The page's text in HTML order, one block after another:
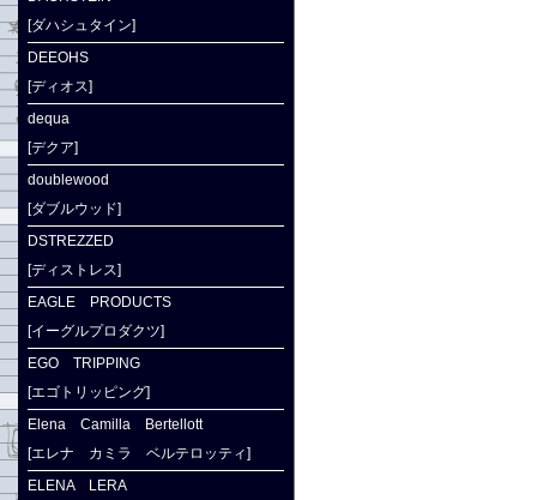
[ダハシュタイン]
DEEOHS
[ディオス]
dequa
[デクア]
doublewood
[ダブルウッド]
DSTREZZED
[ディストレス]
EAGLE PRODUCTS
[イーグルプロダクツ]
EGO TRIPPING
[エゴトリッピング]
Elena Camilla Bertellott
[エレナ カミラ ベルテロッティ]
ELENA LERA